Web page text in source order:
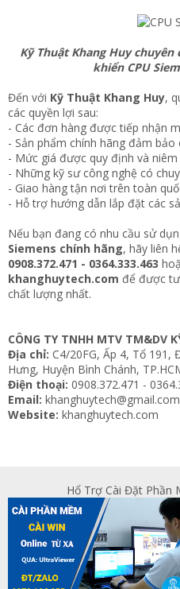
Kỹ Thuật Khang Huy
khiển CPU
Đến với Kỹ Thuật Khang Huy,
các quyền lợi sau:
- Các đơn hàng được tiếp nhận
- Sản phẩm chính hãng đảm bảo
- Mức giá được quy định và
- Những kỹ sư công nghệ có
- Giao hàng tận nơi trên toàn
- Hỗ trợ hướng dẫn lắp đặt các
Nếu bạn đang có nhu cầu sử
Siemens chính hãng, hãy liên
0908.372.471 - 0364.333.463
khanghuytech.com để được
chất lượng nhất.
CÔNG TY TNHH MTV TM&DV
Địa chỉ: C4/20FG, Ấp 4, Tổ 191,
Hưng, Huyện Bình Chánh,
Điện thoại: 0908.372.471 -
Email: khanghuytech@gmail.com
Website: khanghuytech.com
Hổ Trợ Cài Đặt Phần